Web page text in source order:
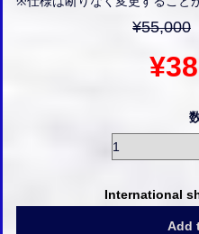
¥55,000
International
Add